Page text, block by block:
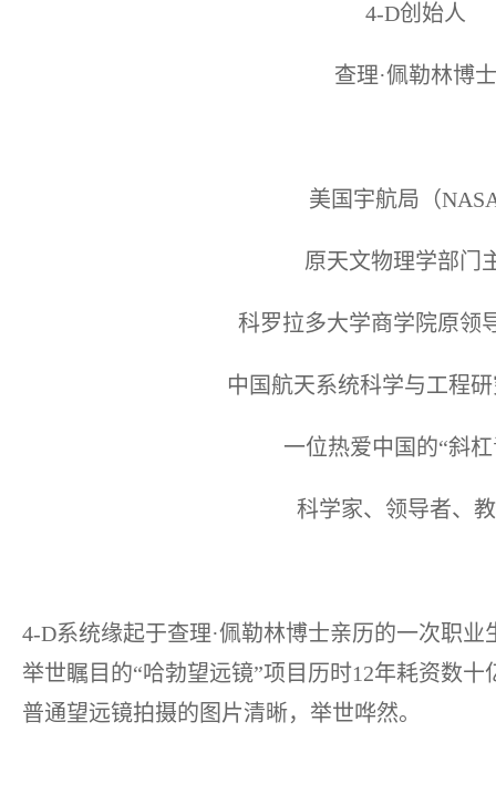
4-D创始人
查理·佩勒林博士
美国宇航局（
原天文物理学部门
科罗拉多大学商学院原领
中国航天系统科学与工程
一位热爱中国的“斜
科学家、领导者、
4-D系统缘起于查理·佩勒林博士亲历的一次职
举世瞩目的“哈勃望远镜”项目历时12年耗资数
普通望远镜拍摄的图片清晰，举世哗然。